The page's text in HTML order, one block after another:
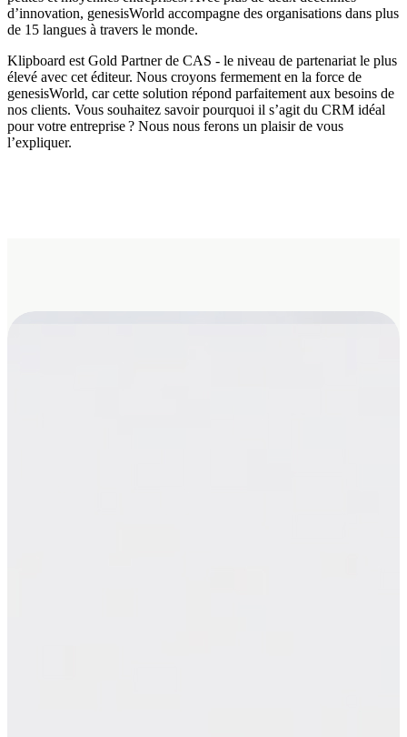
d’innovation, genesisWorld accompagne des organisations dans plus
de 15 langues à travers le monde.
Klipboard est Gold Partner de CAS - le niveau de partenariat le plus
élevé avec cet éditeur. Nous croyons fermement en la force de
genesisWorld, car cette solution répond parfaitement aux besoins de
nos clients. Vous souhaitez savoir pourquoi il s’agit du CRM idéal
pour votre entreprise ? Nous nous ferons un plaisir de vous
l’expliquer.